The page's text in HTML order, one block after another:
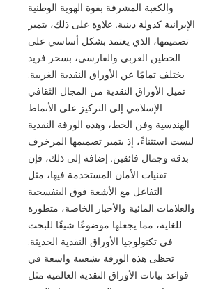
والكعبة المشرفة بقوة الهوية الوطنية
الإيرانية كدولة دينية. علاوة على ذلك، يتميز
تصميمها، الذي يعتمد بشكل أساسي على
الخطين العربي والفارسي، بسحر فريد
يختلف تمامًا عن الأوراق النقدية الغربية.
تميل الأوراق النقدية من المجال الثقافي
الإسلامي إلى التركيز على الأنماط
الهندسية وفن الخط، وهذه الورقة النقدية
ليست استثناءً، إذ يتميز تصميمها المزخرف
بدقة وجمال فائقين. إضافة إلى ذلك، فإن
تقنيات الأمان المستخدمة فيها، مثل
التفاعل مع الأشعة فوق البنفسجية
والعلامات المائية والأحبار الخاصة، متطورة
للغاية، مما يجعلها موضوعًا شيقًا للبحث
في تكنولوجيا الأوراق النقدية الحديثة.
تحظى هذه الورقة بشعبية واسعة في
قواعد بيانات الأوراق النقدية العالمية مثل